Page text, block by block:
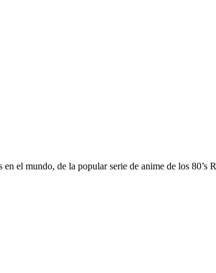
el mundo, de la popular serie de anime de los 80’s